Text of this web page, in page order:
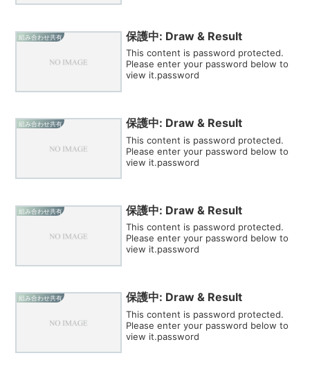
組み合わせ共有 保護中: Draw & Result
This content is password protected.
Please enter your password below to
view it.password
組み合わせ共有 保護中: Draw & Result
This content is password protected.
Please enter your password below to
view it.password
組み合わせ共有 保護中: Draw & Result
This content is password protected.
Please enter your password below to
view it.password
組み合わせ共有 保護中: Draw & Result
This content is password protected.
Please enter your password below to
view it.password